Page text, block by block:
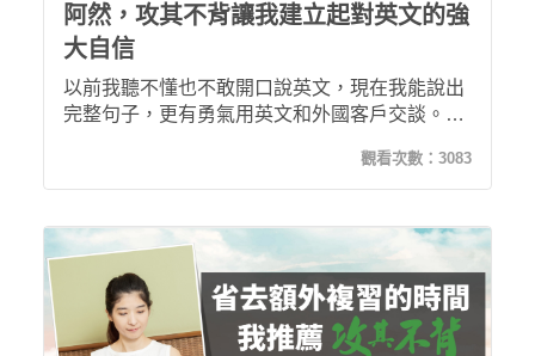
阿然，攻其不背讓我建立起對英文的強
大自信
以前我聽不懂也不敢開口說英文，現在我能說出
完整句子，更有勇氣用英文和外國客戶交談。現
觀看次數： 3083